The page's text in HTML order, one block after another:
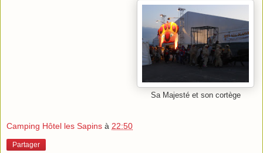
Sa Majesté et son cortège
Camping Hôtel les Sapins à 22:50
Partager